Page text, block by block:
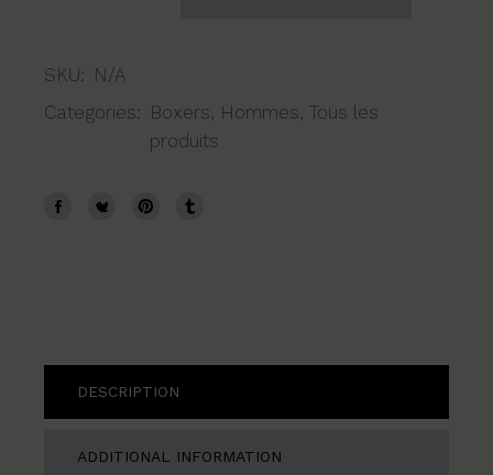
SKU: N/A
Categories: Boxers, Hommes,Tous les
produits
DESCRIPTION
ADDITIONAL INFORMATION